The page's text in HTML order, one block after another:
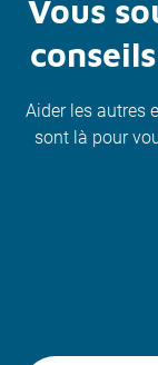
Vous
Aider les autres
sont là pour